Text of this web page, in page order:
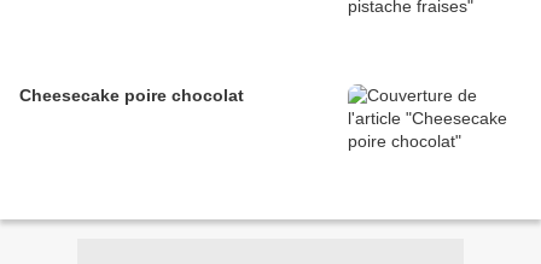
Cheesecake poire chocolat